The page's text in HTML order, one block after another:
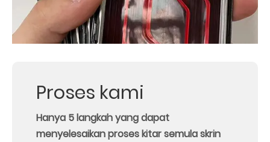
Proses kami
Hanya 5 langkah yang dapat
menyelesaikan proses kitar semula skrin